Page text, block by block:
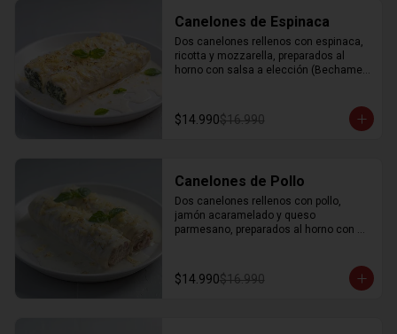
Canelones de Espinaca
Dos canelones rellenos con espinaca,
ricotta y mozzarella, preparados al
horno con salsa a elección (Bechamel,
$14.990$16.990
Canelones de Pollo
Dos canelones rellenos con pollo,
jamón acaramelado y queso
parmesano, preparados al horno con
gratinado.
$14.990$16.990